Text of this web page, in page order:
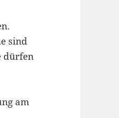
sind
dürfen
am